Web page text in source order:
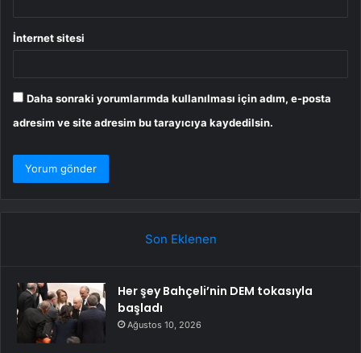
İnternet sitesi
Daha sonraki yorumlarımda kullanılması için adım, e-posta
adresim ve site adresim bu tarayıcıya kaydedilsin.
Son Eklenen
Her şey Bahçeli’nin DEM tokasıyla
başladı
Ağustos 10, 2026